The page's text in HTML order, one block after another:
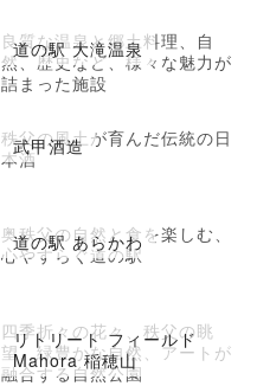
道の駅 大滝温泉
良質な温泉と郷土料理、自
然、歴史など、様々な魅力が
詰まった施設
武甲酒造
秩父の風土が育んだ伝統の日
本酒
道の駅 あらかわ
奥秩父の自然と食を楽しむ、
心やすらぐ道の駅
リトリート フィールド
Mahora 稲穂山
四季折々の花々、秩父の眺
望、緑豊かな自然、アートが
融合する自然公園